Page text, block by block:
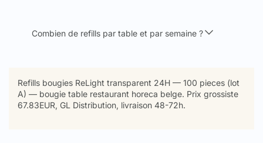
Combien de refills par table et par semaine ?
Refills bougies ReLight transparent 24H — 100 pieces (lot
A) — bougie table restaurant horeca belge. Prix grossiste
67.83EUR, GL Distribution, livraison 48-72h.